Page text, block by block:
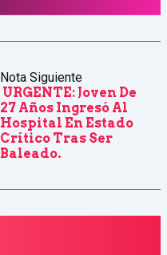
Nota Siguiente
URGENTE: Joven De
27 Años Ingresó Al
Hospital En Estado
Crítico Tras Ser
Baleado.